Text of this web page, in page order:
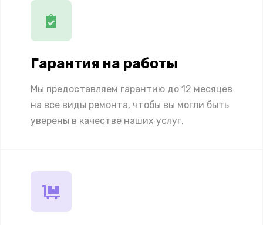
Гарантия на работы
Мы предоставляем гарантию до 12 месяцев
на все виды ремонта, чтобы вы могли быть
уверены в качестве наших услуг.